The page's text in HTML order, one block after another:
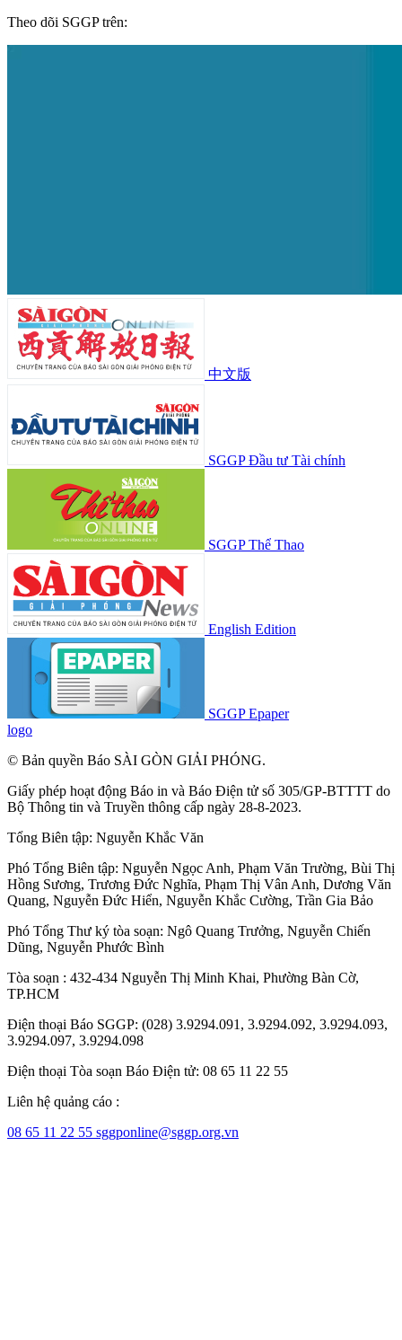
Theo dõi SGGP trên:
中文版
SGGP Đầu tư Tài chính
SGGP Thể Thao
English Edition
SGGP Epaper
logo
© Bản quyền Báo SÀI GÒN GIẢI PHÓNG.
Giấy phép hoạt động Báo in và Báo Điện tử số 305/GP-BTTTT do
Bộ Thông tin và Truyền thông cấp ngày 28-8-2023.
Tổng Biên tập: Nguyễn Khắc Văn
Phó Tổng Biên tập: Nguyễn Ngọc Anh, Phạm Văn Trường, Bùi Thị
Hồng Sương, Trương Đức Nghĩa, Phạm Thị Vân Anh, Dương Văn
Quang, Nguyễn Đức Hiển, Nguyễn Khắc Cường, Trần Gia Bảo
Phó Tổng Thư ký tòa soạn: Ngô Quang Trưởng, Nguyễn Chiến
Dũng, Nguyễn Phước Bình
Tòa soạn : 432-434 Nguyễn Thị Minh Khai, Phường Bàn Cờ,
TP.HCM
Điện thoại Báo SGGP: (028) 3.9294.091, 3.9294.092, 3.9294.093,
3.9294.097, 3.9294.098
Điện thoại Tòa soạn Báo Điện tử: 08 65 11 22 55
Liên hệ quảng cáo :
08 65 11 22 55 sggponline@sggp.org.vn